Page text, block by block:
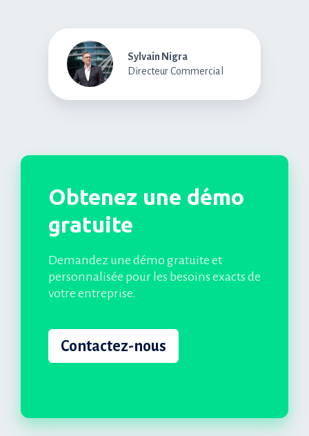
Sylvain Nigra
Directeur Commercial
Obtenez une démo
gratuite
Demandez une démo gratuite et
personnalisée pour les besoins exacts de
votre entreprise.
Contactez-nous